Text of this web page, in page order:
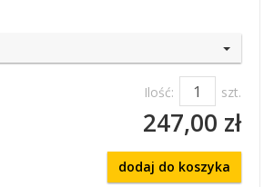
Ilość: szt.
247,00 zł
dodaj do koszyka